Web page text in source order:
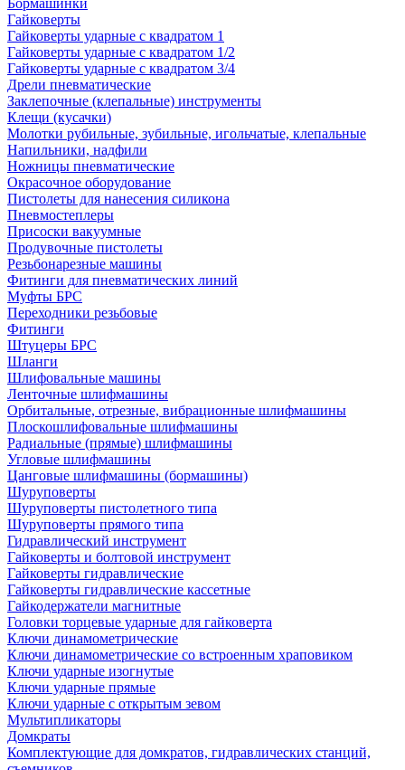
Бормашинки
Гайковерты
Гайковерты ударные с квадратом 1
Гайковерты ударные с квадратом 1/2
Гайковерты ударные с квадратом 3/4
Дрели пневматические
Заклепочные (клепальные) инструменты
Клещи (кусачки)
Молотки рубильные, зубильные, игольчатые, клепальные
Напильники, надфили
Ножницы пневматические
Окрасочное оборудование
Пистолеты для нанесения силикона
Пневмостеплеры
Присоски вакуумные
Продувочные пистолеты
Резьбонарезные машины
Фитинги для пневматических линий
Муфты БРС
Переходники резьбовые
Фитинги
Штуцеры БРС
Шланги
Шлифовальные машины
Ленточные шлифмашины
Орбитальные, отрезные, вибрационные шлифмашины
Плоскошлифовальные шлифмашины
Радиальные (прямые) шлифмашины
Угловые шлифмашины
Цанговые шлифмашины (бормашины)
Шуруповерты
Шуруповерты пистолетного типа
Шуруповерты прямого типа
Гидравлический инструмент
Гайковерты и болтовой инструмент
Гайковерты гидравлические
Гайковерты гидравлические кассетные
Гайкодержатели магнитные
Головки торцевые ударные для гайковерта
Ключи динамометрические
Ключи динамометрические со встроенным храповиком
Ключи ударные изогнутые
Ключи ударные прямые
Ключи ударные с открытым зевом
Мультипликаторы
Домкраты
Комплектующие для домкратов, гидравлических станций,